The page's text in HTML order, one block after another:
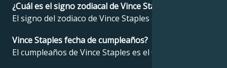
¿Cuál es el signo zodiacal de Vince Staples?
El signo del zodiaco de Vince Staples es Cáncer.
Vince Staples fecha de cumpleaños?
El cumpleaños de Vince Staples es el 02 julio 1993.